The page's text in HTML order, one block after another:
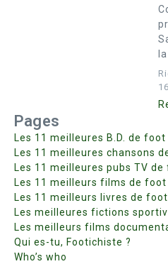
Pages
Les 11 meilleures B.D. de foot
Les 11 meilleures chansons
Les 11 meilleures pubs TV de
Les 11 meilleurs films de foot
Les 11 meilleurs livres de foot
Les meilleures fictions
Les meilleurs films
Qui es-tu, Footichiste ?
Who’s who